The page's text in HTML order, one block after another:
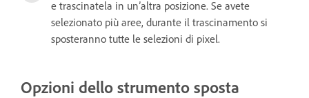
e trascinatela in un’altra posizione. Se avete
selezionato più aree, durante il trascinamento si
sposteranno tutte le selezioni di pixel.
Opzioni dello strumento sposta